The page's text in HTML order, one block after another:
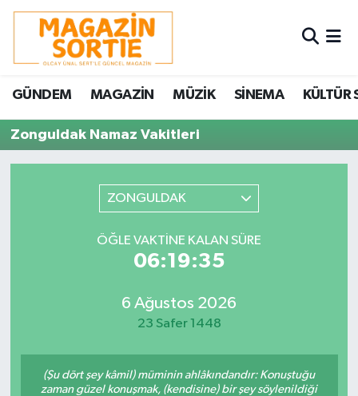
GÜNDEM MAGAZİN MÜZİK SİNEMA KÜLTÜR
Zonguldak Namaz Vakitleri
ZONGULDAK
ÖĞLE VAKTINE KALAN SÜRE
06:19:35
6 Ağustos 2026
23 Safer 1448
(Şu dört şey kâmil) müminin ahlâkındandır: Konuştuğu
zaman güzel konuşmak, (kendisine) bir şey söylenildiği
Nöbetçi Eczaneler
Hava Durumu
Trafik Durumu
Süper Lig Puan Durumu ve Fikstür
Son Dakika Haberleri